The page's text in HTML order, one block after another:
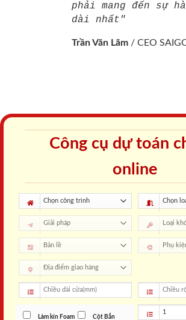
phải mang đến sự
dài nhất"
Trần Văn Lãm / CEO
Công cụ dự toán
online
Làm kín Foam
Cột Bắn